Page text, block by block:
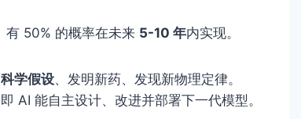
有 50% 的概率在未来 5-10 年内实现。
学假设、发明新药、发现新物理定律。
AI 能自主设计、改进并部署下一代模型。